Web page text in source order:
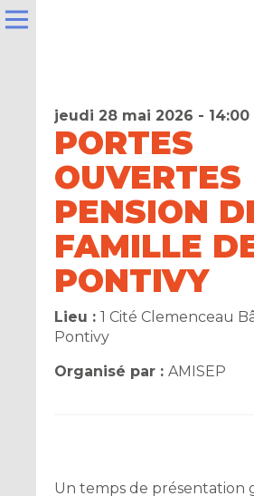
jeudi 28 mai 2026 - 14:00
PORTES
OUVERTES
PENSION
FAMILLE
PONTIVY
Lieu :1 Cité Clemenceau
Pontivy
Organisé par :AMISEP
Un temps de présentation